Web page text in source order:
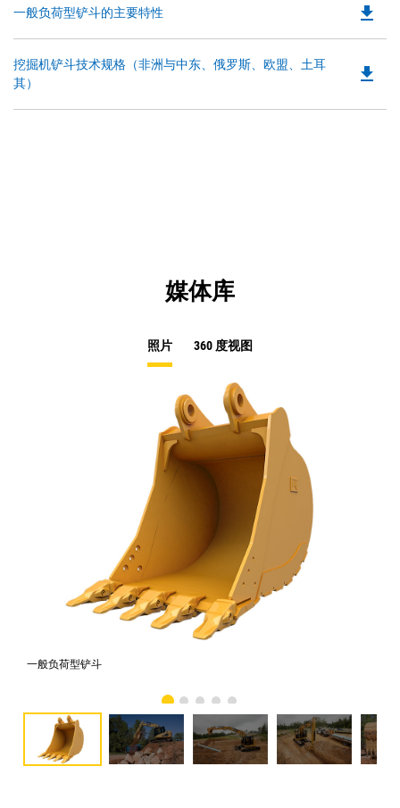
一般负荷型铲斗的主要特性 file_download
挖掘机铲斗技术规格（非洲与中东、俄罗斯、欧盟、土耳
其）
file_download
媒体库
照片 360 度视图
一般负荷型铲斗